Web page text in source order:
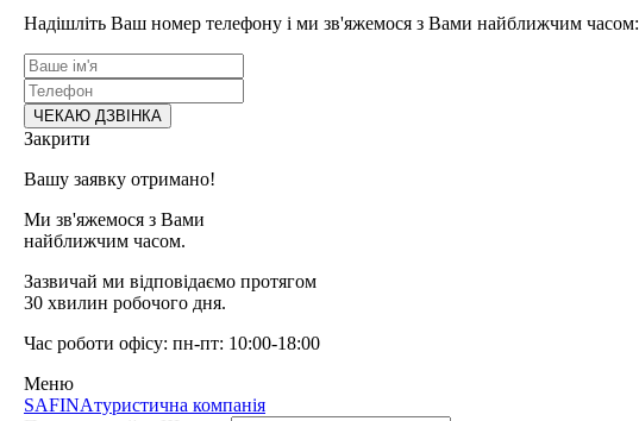
Надішліть Ваш номер телефону і ми зв'яжемося з Вами найближчим часом:
Закрити
Вашу заявку отримано!
Ми зв'яжемося з Вами
найближчим часом.
Зазвичай ми відповідаємо протягом
30 хвилин робочого дня.
Час роботи офісу: пн-пт: 10:00-18:00
Меню
SAFINAтуристична компанія